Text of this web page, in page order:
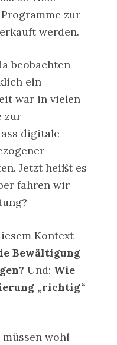
zur
werden.
beobachten
ein
war in vielen
zur
digitale
Jetzt heißt es
fahren wir
Kontext
Bewältigung
Und: Wie
„richtig“
wohl